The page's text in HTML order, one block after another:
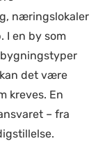
næringslokaler
I en by som
bygningstyper
det være
kreves. En
– fra